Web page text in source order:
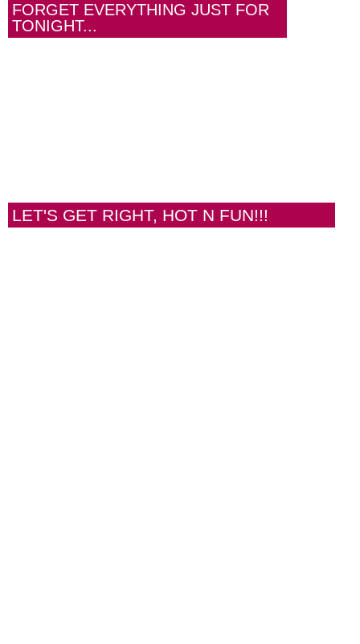
FORGET EVERYTHING JUST FOR
TONIGHT...
LET'S GET RIGHT, HOT N FUN!!!